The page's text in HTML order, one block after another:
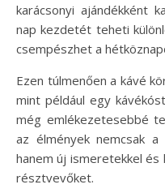
karácsonyi ajándékként
nap kezdetét teheti
csempészhet a
Ezen túlmenően a kávé
mint például egy
még emlékezetesebbé
az élmények nemcsak
hanem új ismeretekkel és
résztvevőket.